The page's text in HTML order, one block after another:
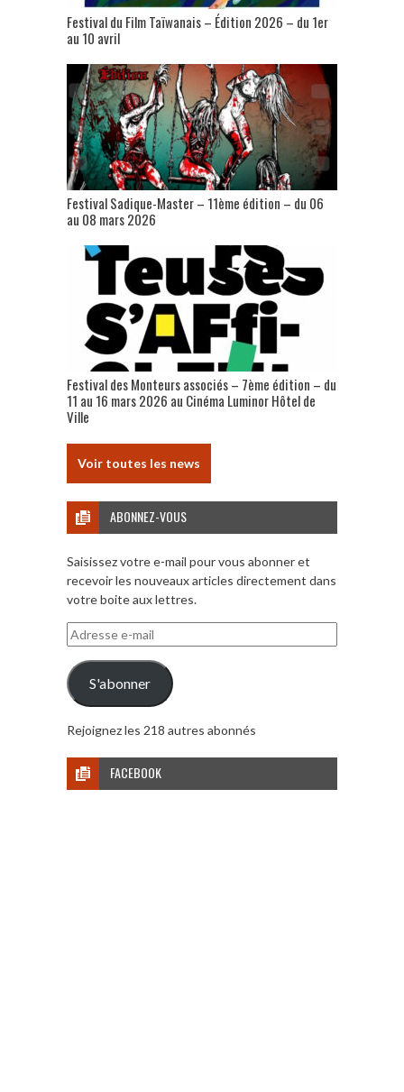
Festival du Film Taïwanais – Édition 2026 – du 1er
au 10 avril
Festival Sadique-Master – 11ème édition – du 06
au 08 mars 2026
Festival des Monteurs associés – 7ème édition – du
11 au 16 mars 2026 au Cinéma Luminor Hôtel de
Ville
Voir toutes les news
ABONNEZ-VOUS
Saisissez votre e-mail pour vous abonner et
recevoir les nouveaux articles directement dans
votre boite aux lettres.
Adresse
e-
mail
S'abonner
Rejoignez les 218 autres abonnés
FACEBOOK